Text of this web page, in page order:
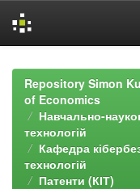
navigationRepository Simon
of Economics
Навчально-
технологій
Кафедра
технологій
Патенти (КІТ)